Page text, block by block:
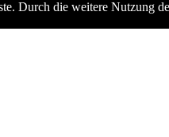
Durch die weitere Nutzung